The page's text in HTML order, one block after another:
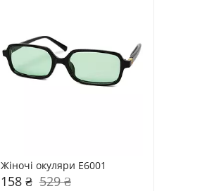
Жіночі окуляри E6001
158 ₴ 529 ₴